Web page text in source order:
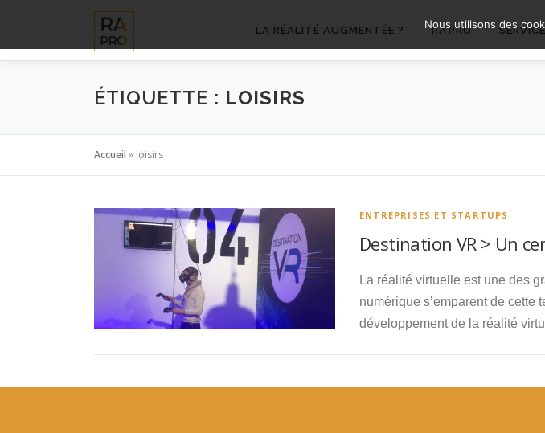
contenu
LA RÉALITÉ AUGMENTÉE ? RA’PRO
ÉTIQUETTE : LOISIRS
Accueil » loisirs
ENTREPRISES ET STARTUPS
Destination VR > Un
La réalité virtuelle est une des
numérique s’emparent de
développement de la réalité
Nous utilisons des